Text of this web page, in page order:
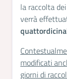
la raccolta
verrà
modificati
giorni di